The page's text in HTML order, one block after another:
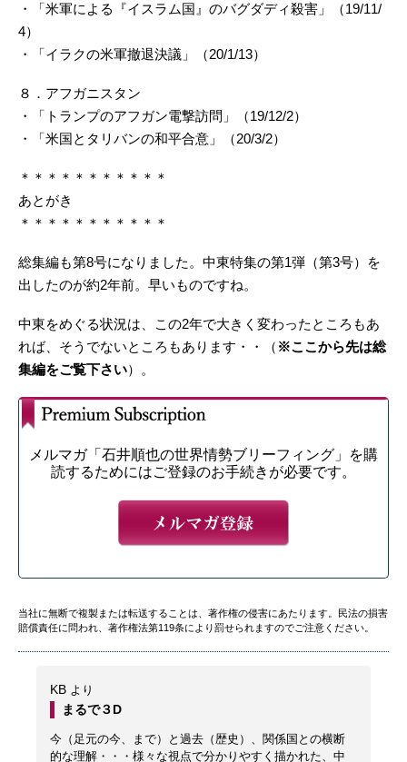
・「米軍による『イスラム国』のバグダディ殺害」（19/11/
4）
・「イラクの米軍撤退決議」（20/1/13）
８．アフガニスタン
・「トランプのアフガン電撃訪問」（19/12/2）
・「米国とタリバンの和平合意」（20/3/2）
＊＊＊＊＊＊＊＊＊＊＊
あとがき
＊＊＊＊＊＊＊＊＊＊＊
総集編も第8号になりました。中東特集の第1弾（第3号）を
出したのが約2年前。早いものですね。
中東をめぐる状況は、この2年で大きく変わったところもあ
れば、そうでないところもあります・・（ ※ここから先は総
集編をご覧下さい）。
メルマガ「石井順也の世界情勢ブリーフィング」を購
読するためにはご登録のお手続きが必要です。
当社に無断で複製または転送することは、著作権の侵害にあたります。民法の損害
賠償責任に問われ、著作権法第119条により罰せられますのでご注意ください。
KB より
まるで３D
今（足元の今、まで）と過去（歴史）、関係国との横断
的な理解・・・様々な視点で分かりやすく描かれた、中